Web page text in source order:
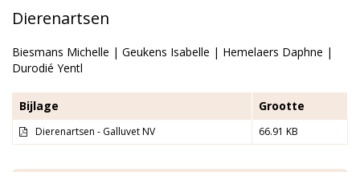
Dierenartsen
Biesmans Michelle | Geukens Isabelle | Hemelaers Daphne |
Durodié Yentl
Bijlage Grootte
Dierenartsen - Galluvet NV 66.91 KB